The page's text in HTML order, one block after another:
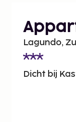
Lagundo,
Dicht bij